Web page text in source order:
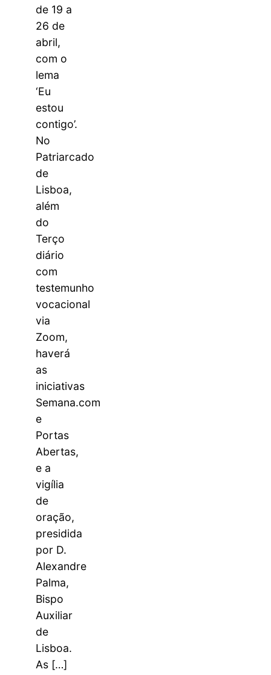
de 19 a
26 de
abril,
com o
lema
‘Eu
estou
contigo’.
No
Patriarcado
de
Lisboa,
além
do
Terço
diário
com
testemunho
vocacional
via
Zoom,
haverá
as
iniciativas
Semana.com
e
Portas
Abertas,
e a
vigília
de
oração,
presidida
por D.
Alexandre
Palma,
Bispo
Auxiliar
de
Lisboa.
As […]